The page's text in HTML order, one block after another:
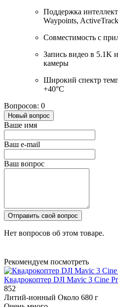
Поддержка
Waypoints,
Совместимость с
Запись видео в 5.1K
камеры
Широкий спектр
+40°C
Вопросов: 0
Новый вопрос
Ваше имя
Ваш e-mail
Ваш вопрос
Отправить свой вопрос
Нет вопросов об этом товаре.
Рекомендуем посмотреть
Квадрокоптер DJI Mavic 3 Cine
852
Литий-ионный Около 680 г